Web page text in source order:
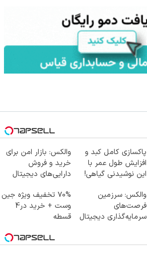
پاکسازی کامل کبد و
افزایش طول عمر با
این نوشیدنی گیاهی!
والکس: بازار امن برای
خرید و فروش
دارایی‌های دیجیتال
والکس: سرزمین
فرصت‌های
سرمایه‌گذاری دیجیتال
70% تخفیف ویژه جین
وست + خرید در4
قسطه